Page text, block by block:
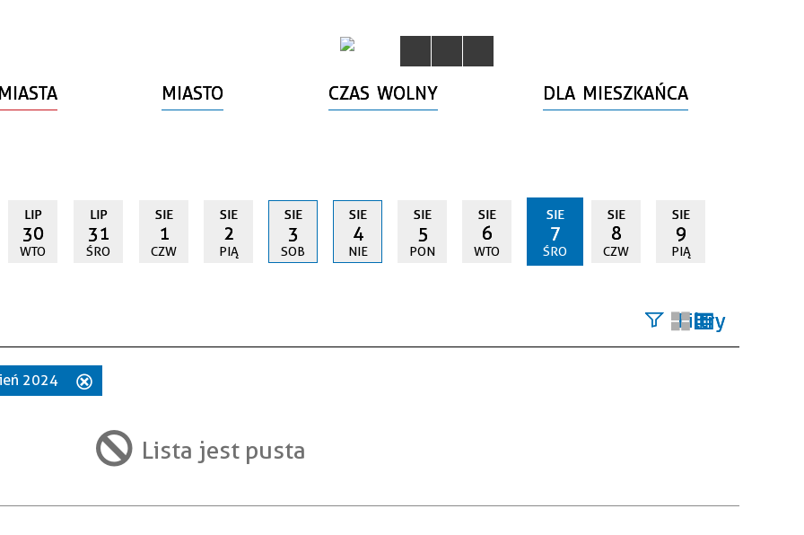
MIASTO CZAS WOLNY DLA MIESZKAŃCA
LIP
30
WTO
LIP
31
ŚRO
SIE
1
CZW
SIE
2
PIĄ
SIE
3
SOB
SIE
4
NIE
SIE
5
PON
SIE
6
WTO
SIE
7
ŚRO
SIE
8
CZW
SIE
9
PIĄ
Filtry
2024
Lista jest pusta